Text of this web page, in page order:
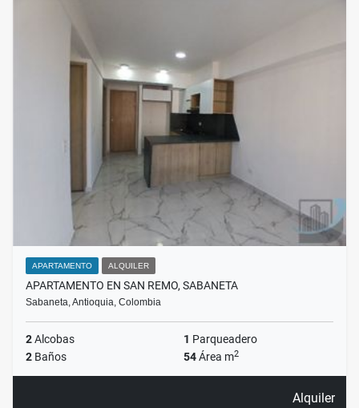
APARTAMENTO ALQUILER
APARTAMENTO EN SAN REMO, SABANETA
Sabaneta, Antioquia, Colombia
2Alcobas 1 Parqueadero
2 Baños 54Área m2
Alquiler